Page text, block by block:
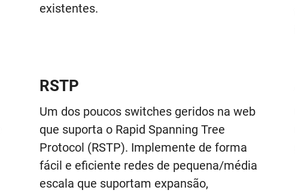
existentes.
RSTP
Um dos poucos switches geridos na web
que suporta o Rapid Spanning Tree
Protocol (RSTP). Implemente de forma
fácil e eficiente redes de pequena/média
escala que suportam expansão,